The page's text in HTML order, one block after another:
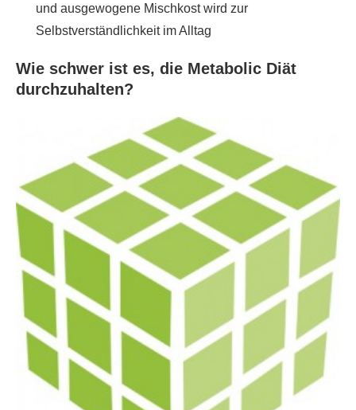
und ausgewogene Mischkost wird zur
Selbstverständlichkeit im Alltag
Wie schwer ist es, die Metabolic Diät
durchzuhalten?